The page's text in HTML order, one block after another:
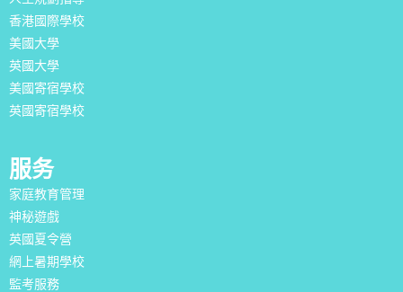
香港國際學校
美國大學
英國大學
美國寄宿學校
英國寄宿學校
服务
家庭教育管理
神秘遊戲
英國夏令營
網上暑期學校
監考服務